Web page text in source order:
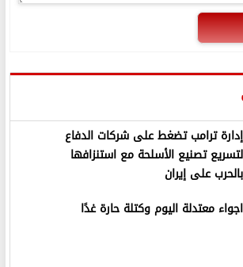
إدارة ترامب تضغط على شركات الدفاع
لتسريع تصنيع الأسلحة مع استنزافها
بالحرب على إيران
اجواء معتدلة اليوم وكتلة حارة غدًا